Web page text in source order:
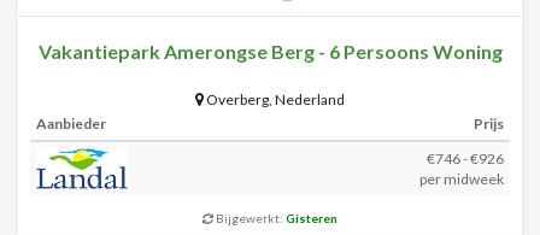
Vakantiepark Amerongse Berg - 6 Persoons Woning
Overberg, Nederland
Aanbieder
Prijs
€746 - €926
per midweek
Bijgewerkt: Gisteren